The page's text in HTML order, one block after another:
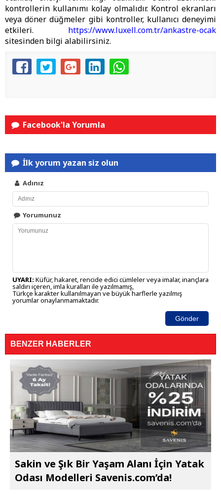
kontrollerin kullanımı kolay olmalıdır. Kontrol ekranları
veya döner düğmeler gibi kontroller, kullanıcı deneyimi
etkileri. https://www.luxell.com.tr/ankastre-ocak
sitesinden bilgi alabilirsiniz.
Facebook'la Yorumla
İlk yorum yazan siz olun
Adınız
Yorumunuz
UYARI: Küfür, hakaret, rencide edici cümleler veya imalar, inançlara
saldırı içeren, imla kuralları ile yazılmamış,
Türkçe karakter kullanılmayan ve büyük harflerle yazılmış
yorumlar onaylanmamaktadır.
Gönder
BENZER HABERLER
Sakin ve Şık Bir Yaşam Alanı İçin Yatak
Odası Modelleri Savenis.com’da!